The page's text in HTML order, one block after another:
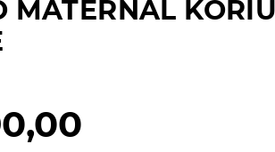
MATERNAL
,00